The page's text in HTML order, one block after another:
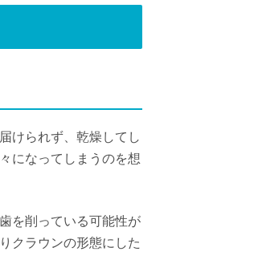
けられず、乾燥してし
になってしまうのを想
を削っている可能性が
クラウンの形態にした